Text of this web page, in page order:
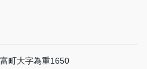
町大字為重1650